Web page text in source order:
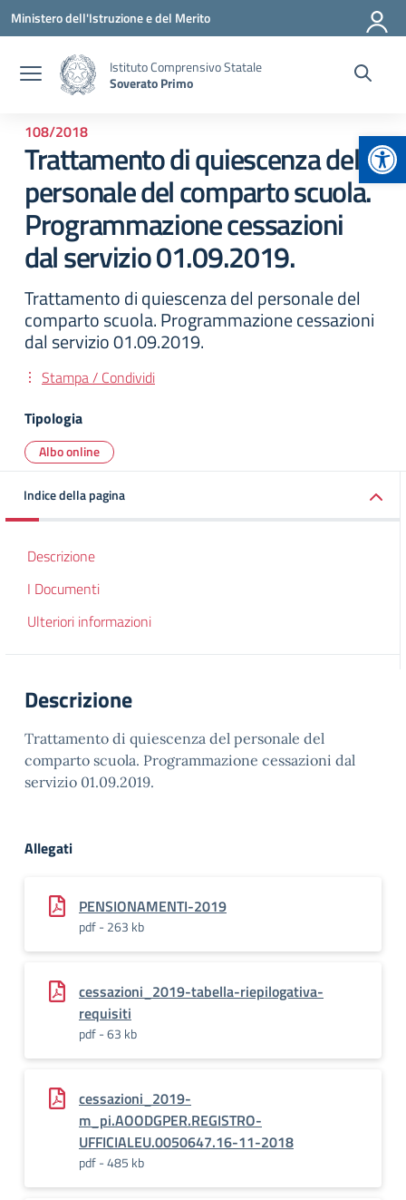
Vai ai contenuti
Vai al menu di navigazione
Vai al footer
Ministero dell'Istruzione e del Merito
Istituto Comprensivo Statale
Soverato Primo
108/2018
Trattamento di quiescenza del
personale del comparto scuola.
Programmazione cessazioni
dal servizio 01.09.2019.
Trattamento di quiescenza del personale del
comparto scuola. Programmazione cessazioni
dal servizio 01.09.2019.
Stampa / Condividi
Tipologia
Albo online
Indice della pagina
Descrizione
I Documenti
Ulteriori informazioni
Descrizione
Trattamento di quiescenza del personale del
comparto scuola. Programmazione cessazioni dal
servizio 01.09.2019.
Allegati
PENSIONAMENTI-2019
pdf - 263 kb
cessazioni_2019-tabella-riepilogativa-
requisiti
pdf - 63 kb
cessazioni_2019-
m_pi.AOODGPER.REGISTRO-
UFFICIALEU.0050647.16-11-2018
pdf - 485 kb